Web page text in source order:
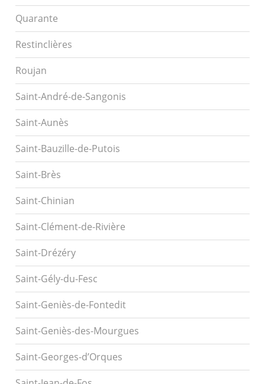
Quarante
Restinclières
Roujan
Saint-André-de-Sangonis
Saint-Aunès
Saint-Bauzille-de-Putois
Saint-Brès
Saint-Chinian
Saint-Clément-de-Rivière
Saint-Drézéry
Saint-Gély-du-Fesc
Saint-Geniès-de-Fontedit
Saint-Geniès-des-Mourgues
Saint-Georges-d’Orques